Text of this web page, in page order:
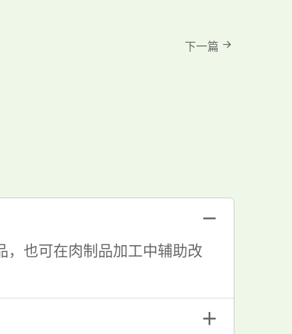
下一篇
－
，也可在肉制品加工中辅助改
＋